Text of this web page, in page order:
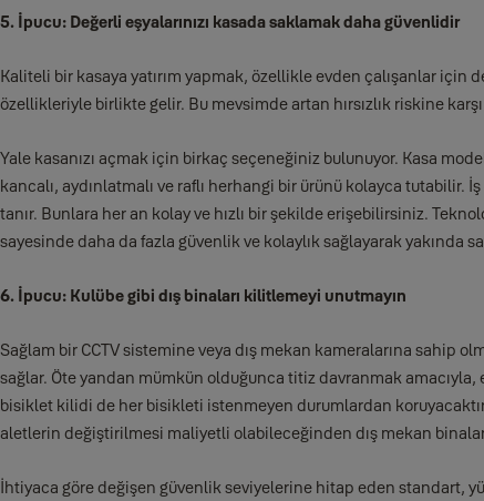
5. İpucu: Değerli eşyalarınızı kasada saklamak daha güvenlidir
Kaliteli bir kasaya yatırım yapmak, özellikle evden çalışanlar için
özellikleriyle birlikte gelir. Bu mevsimde artan hırsızlık riskine
Yale kasanızı açmak için birkaç seçeneğiniz bulunuyor. Kasa
kancalı, aydınlatmalı ve raflı herhangi bir ürünü kolayca tutabilir.
tanır. Bunlara her an kolay ve hızlı bir şekilde erişebilirsiniz.
sayesinde daha da fazla güvenlik ve kolaylık sağlayarak yakında
6. İpucu: Kulübe gibi dış binaları kilitlemeyi unutmayın
Sağlam bir CCTV sistemine veya dış mekan kameralarına sahip
sağlar. Öte yandan mümkün olduğunca titiz davranmak amacıyla,
bisiklet kilidi de her bisikleti istenmeyen durumlardan
aletlerin değiştirilmesi maliyetli olabileceğinden dış mekan
İhtiyaca göre değişen güvenlik seviyelerine hitap eden standart,